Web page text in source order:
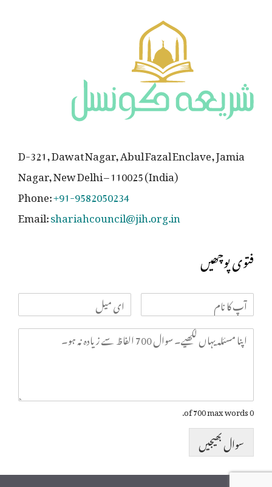
D-321, Dawat Nagar, Abul Fazal Enclave, Jamia
Nagar, New Delhi – 110025 (India)
Phone:+91-9582050234
Email:shariahcouncil@jih.org.in
فتوی پوچھیں
0 of 700 max words.
سوال بھیجیں